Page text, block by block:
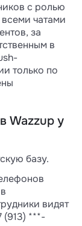
с ролью
чатами
за
в
только по
Wazzup у
базу.
видят
(913) ***-